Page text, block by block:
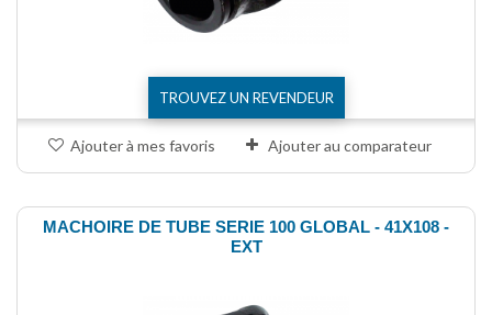
TROUVEZ UN REVENDEUR
Ajouter à mes favoris Ajouter au comparateur
MACHOIRE DE TUBE SERIE 100 GLOBAL - 41X108 -
EXT